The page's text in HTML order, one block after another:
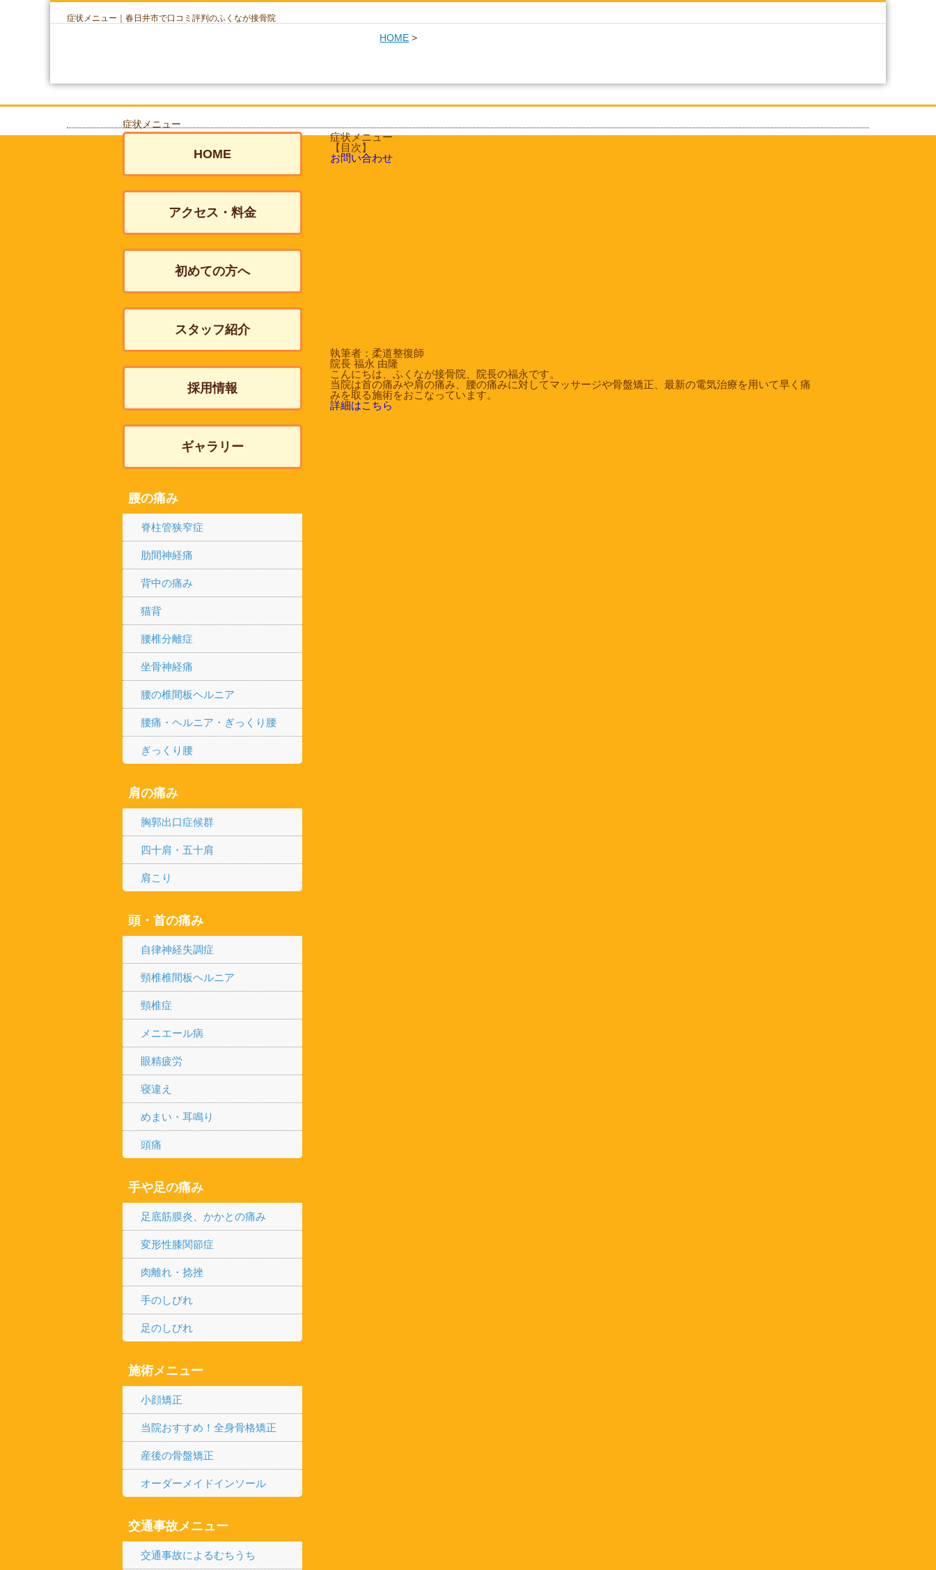
症状メニュー｜春日井市で口コミ評判のふくなが接骨院
HOME >
症状メニュー
症状メニュー
【目次】
お問い合わせ
執筆者：柔道整復師
院長 福永 由隆
こんにちは、ふくなが接骨院、院長の福永です。
当院は首の痛みや肩の痛み、腰の痛みに対してマッサージや骨盤矯正、最新の電気治療を用いて早く痛
みを取る施術をおこなっています。
詳細はこちら
HOME
アクセス・料金
初めての方へ
スタッフ紹介
採用情報
ギャラリー
腰の痛み
脊柱管狭窄症
肋間神経痛
背中の痛み
猫背
腰椎分離症
坐骨神経痛
腰の椎間板ヘルニア
腰痛・ヘルニア・ぎっくり腰
ぎっくり腰
肩の痛み
胸郭出口症候群
四十肩・五十肩
肩こり
頭・首の痛み
自律神経失調症
頸椎椎間板ヘルニア
頸椎症
メニエール病
眼精疲労
寝違え
めまい・耳鳴り
頭痛
手や足の痛み
足底筋膜炎、かかとの痛み
変形性膝関節症
肉離れ・捻挫
手のしびれ
足のしびれ
施術メニュー
小顔矯正
当院おすすめ！全身骨格矯正
産後の骨盤矯正
オーダーメイドインソール
交通事故メニュー
交通事故によるむちうち